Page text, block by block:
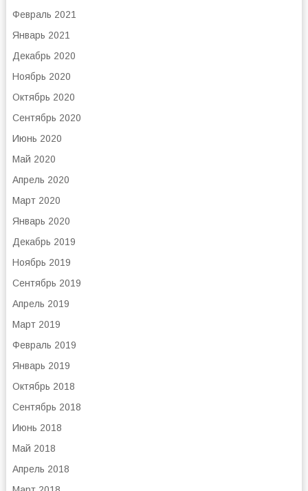
Февраль 2021
Январь 2021
Декабрь 2020
Ноябрь 2020
Октябрь 2020
Сентябрь 2020
Июнь 2020
Май 2020
Апрель 2020
Март 2020
Январь 2020
Декабрь 2019
Ноябрь 2019
Сентябрь 2019
Апрель 2019
Март 2019
Февраль 2019
Январь 2019
Октябрь 2018
Сентябрь 2018
Июнь 2018
Май 2018
Апрель 2018